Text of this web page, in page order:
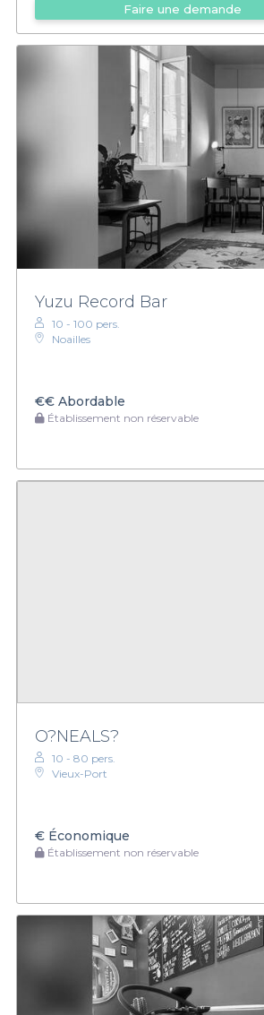
Faire une demande
Yuzu Record Bar
10 - 100 pers.
Noailles
€€ Abordable
Établissement non réservable
O?NEALS?
10 - 80 pers.
Vieux-Port
€ Économique
Établissement non réservable